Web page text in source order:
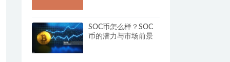
SOC币怎么样？SOC
币的潜力与市场前景